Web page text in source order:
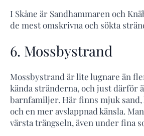
I Skåne är Sandhammaren och
de mest omskrivna och sökta
6. Mossbystrand
Mossbystrand är lite lugnare än
kända stränderna, och just därför
barnfamiljer. Här finns mjuk sand,
och en mer avslappnad känsla.
värsta trängseln, även under fina